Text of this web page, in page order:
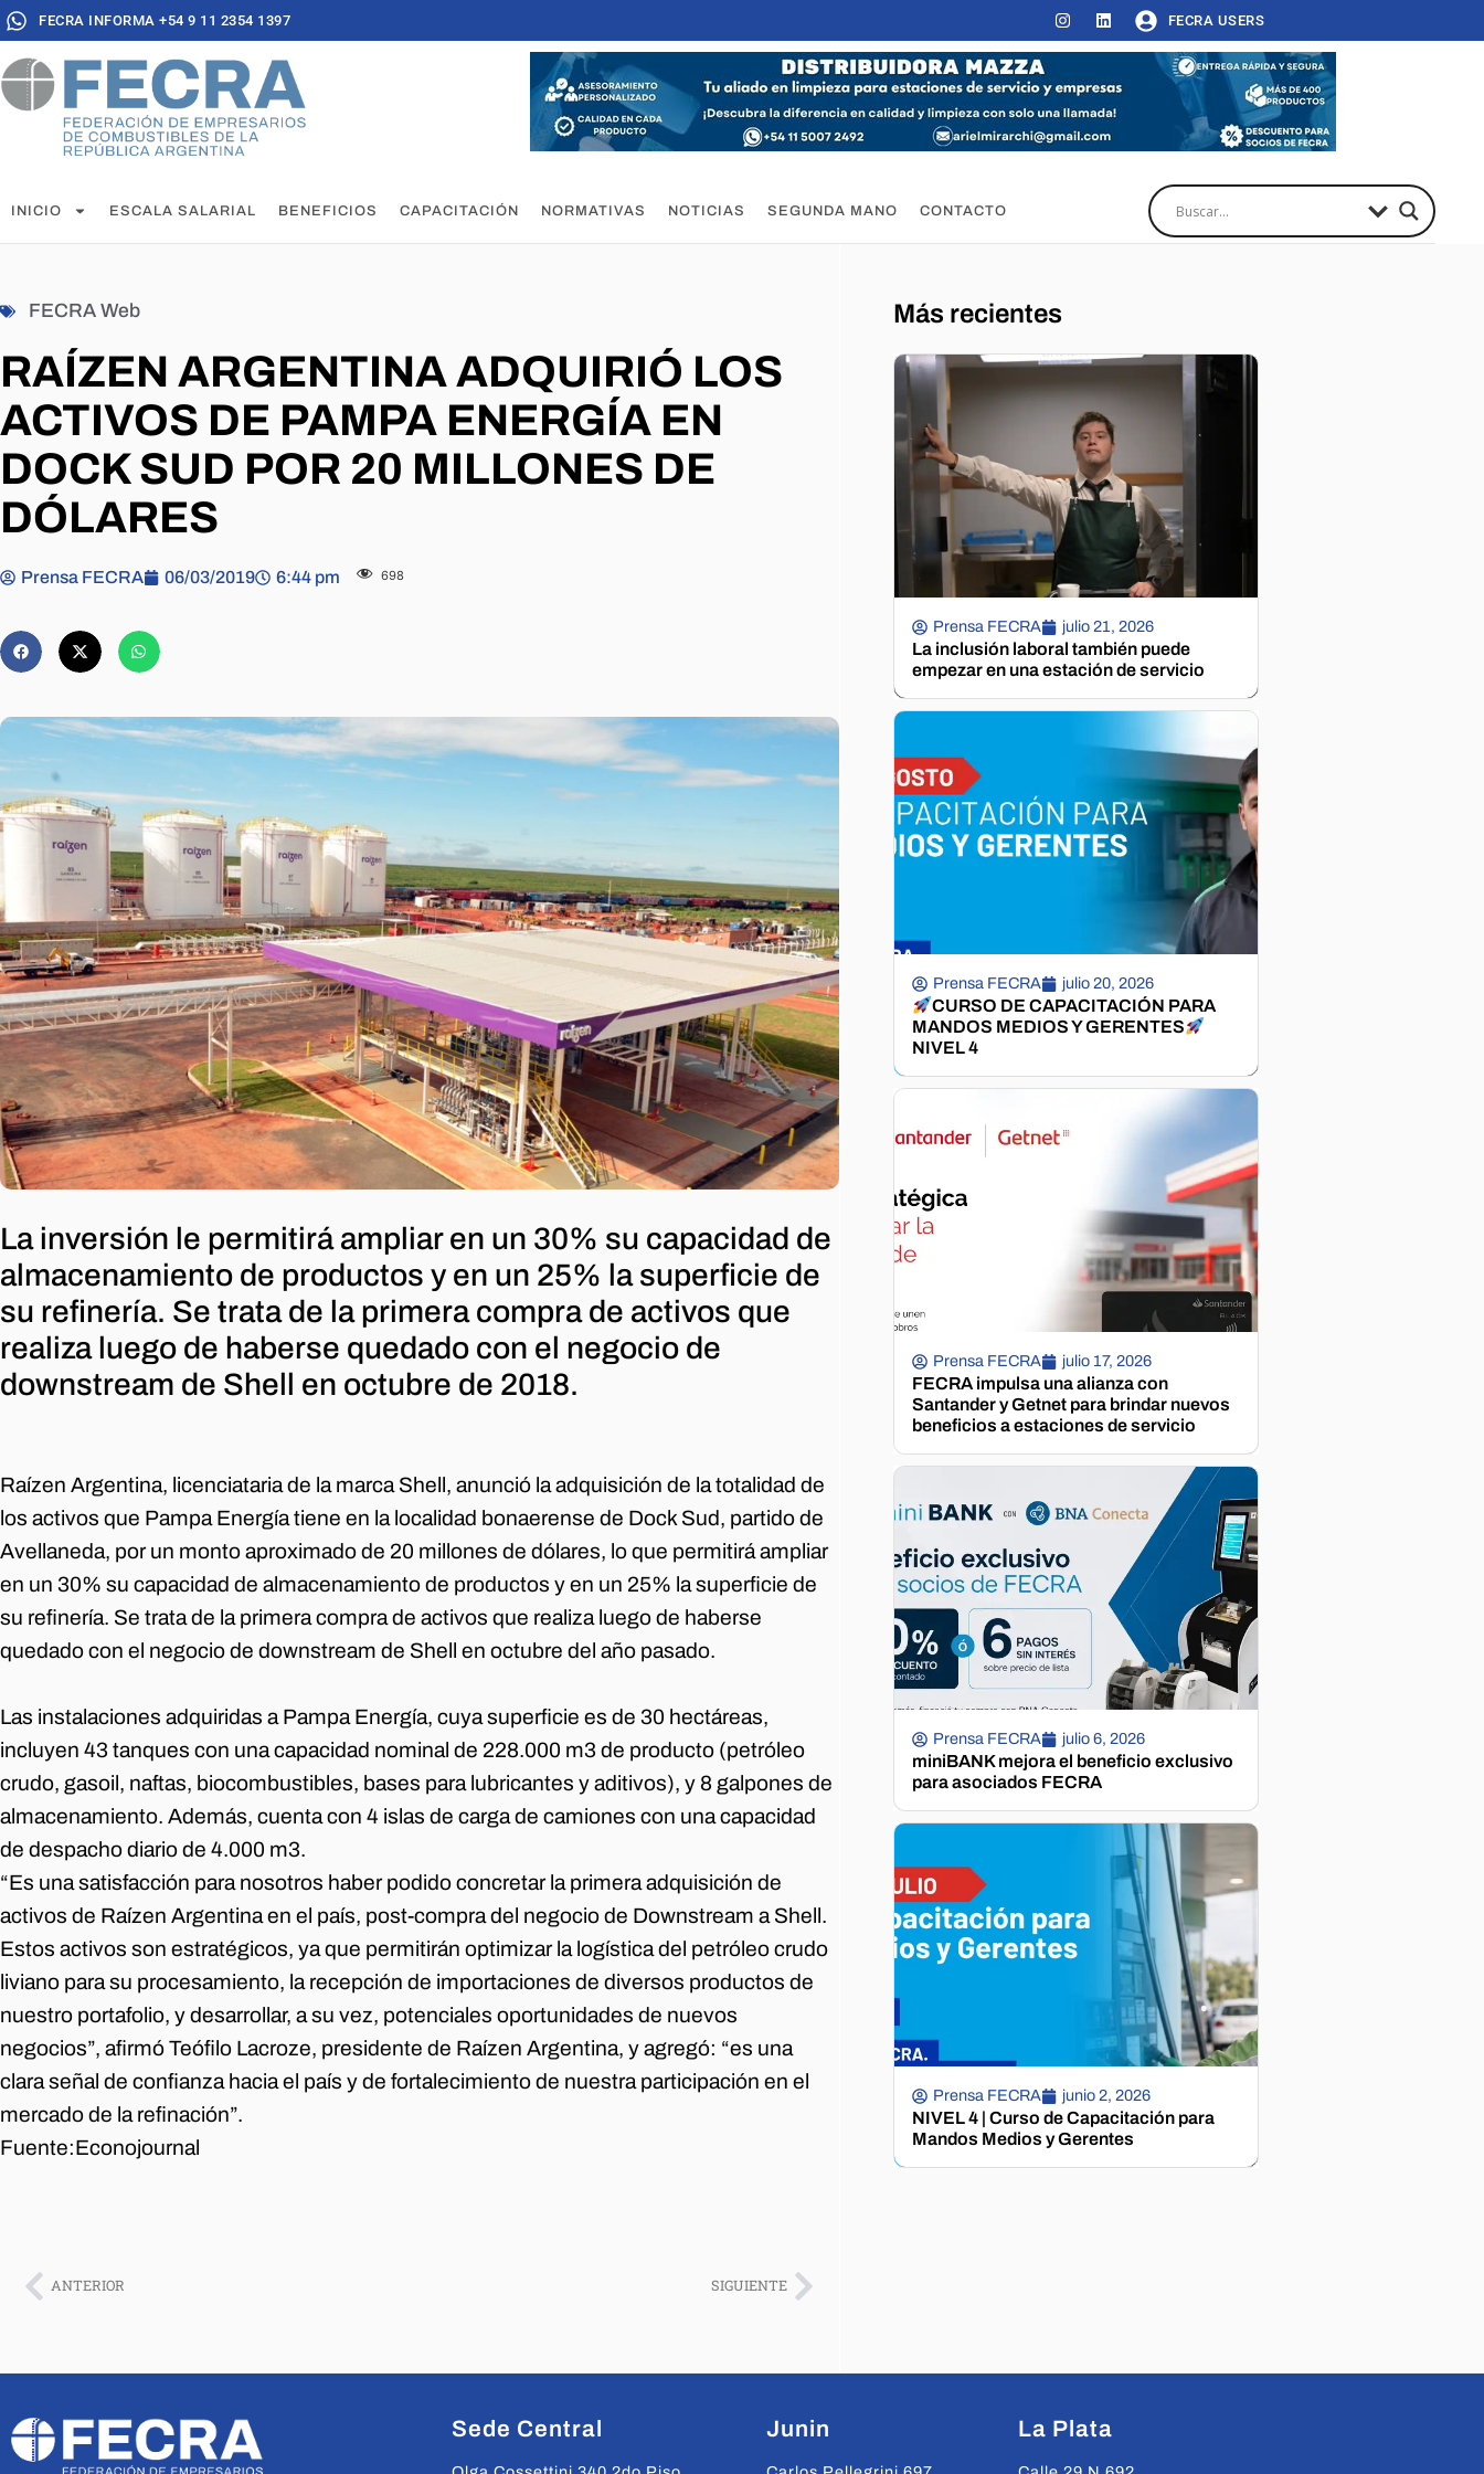
FECRA INFORMA +54 9 11 2354 1397 FECRA USERS
INICIO ESCALA SALARIAL BENEFICIOS CAPACITACIÓN NORMATIVAS NOTICIAS SEGUNDA MANO CONTACTO
FECRA Web
RAÍZEN ARGENTINA ADQUIRIÓ LOS
ACTIVOS DE PAMPA ENERGÍA EN
DOCK SUD POR 20 MILLONES DE
DÓLARES
Prensa FECRA 06/03/2019 6:44 pm 698
La inversión le permitirá ampliar en un 30% su capacidad de
almacenamiento de productos y en un 25% la superficie de
su refinería. Se trata de la primera compra de activos que
realiza luego de haberse quedado con el negocio de
downstream de Shell en octubre de 2018.
Raízen Argentina, licenciataria de la marca Shell, anunció la adquisición de la totalidad de
los activos que Pampa Energía tiene en la localidad bonaerense de Dock Sud, partido de
Avellaneda, por un monto aproximado de 20 millones de dólares, lo que permitirá ampliar
en un 30% su capacidad de almacenamiento de productos y en un 25% la superficie de
su refinería. Se trata de la primera compra de activos que realiza luego de haberse
quedado con el negocio de downstream de Shell en octubre del año pasado.
Las instalaciones adquiridas a Pampa Energía, cuya superficie es de 30 hectáreas,
incluyen 43 tanques con una capacidad nominal de 228.000 m3 de producto (petróleo
crudo, gasoil, naftas, biocombustibles, bases para lubricantes y aditivos), y 8 galpones de
almacenamiento. Además, cuenta con 4 islas de carga de camiones con una capacidad
de despacho diario de 4.000 m3.
“Es una satisfacción para nosotros haber podido concretar la primera adquisición de
activos de Raízen Argentina en el país, post-compra del negocio de Downstream a Shell.
Estos activos son estratégicos, ya que permitirán optimizar la logística del petróleo crudo
liviano para su procesamiento, la recepción de importaciones de diversos productos de
nuestro portafolio, y desarrollar, a su vez, potenciales oportunidades de nuevos
negocios”, afirmó Teófilo Lacroze, presidente de Raízen Argentina, y agregó: “es una
clara señal de confianza hacia el país y de fortalecimiento de nuestra participación en el
mercado de la refinación”.
Fuente:Econojournal
ANTERIOR SIGUIENTE
Más recientes
Prensa FECRA julio 21, 2026
La inclusión laboral también puede
empezar en una estación de servicio
Prensa FECRA julio 20, 2026
CURSO DE CAPACITACIÓN PARA
MANDOS MEDIOS Y GERENTES
NIVEL 4
Prensa FECRA julio 17, 2026
FECRA impulsa una alianza con
Santander y Getnet para brindar nuevos
beneficios a estaciones de servicio
Prensa FECRA julio 6, 2026
miniBANK mejora el beneficio exclusivo
para asociados FECRA
Prensa FECRA junio 2, 2026
NIVEL 4 | Curso de Capacitación para
Mandos Medios y Gerentes
Sede Central Junin La Plata